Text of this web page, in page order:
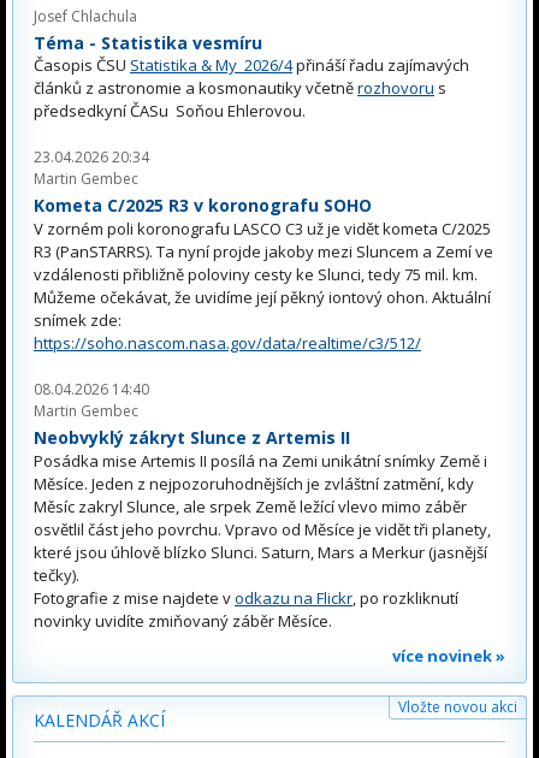
Josef Chlachula
Téma - Statistika vesmíru
Časopis ČSU Statistika & My 2026/4přináší řadu zajímavých
článků z astronomie a kosmonautiky včetněrozhovoru s
předsedkyní ČASu Soňou Ehlerovou.
23.04.2026 20:34
Martin Gembec
Kometa C/2025 R3 v koronografu SOHO
V zorném poli koronografu LASCO C3 už je vidět kometa C/2025
R3 (PanSTARRS). Ta nyní projde jakoby mezi Sluncem a Zemí ve
vzdálenosti přibližně poloviny cesty ke Slunci, tedy 75 mil. km.
Můžeme očekávat, že uvidíme její pěkný iontový ohon. Aktuální
snímek zde:
https://soho.nascom.nasa.gov/data/realtime/c3/512/
08.04.2026 14:40
Martin Gembec
Neobvyklý zákryt Slunce z Artemis II
Posádka mise Artemis II posílá na Zemi unikátní snímky Země i
Měsíce. Jeden z nejpozoruhodnějších je zvláštní zatmění, kdy
Měsíc zakryl Slunce, ale srpek Země ležící vlevo mimo záběr
osvětlil část jeho povrchu. Vpravo od Měsíce je vidět tři planety,
které jsou úhlově blízko Slunci. Saturn, Mars a Merkur (jasnější
tečky).
Fotografie z mise najdete vodkazu na Flickr, po rozkliknutí
novinky uvidíte zmiňovaný záběr Měsíce.
více novinek »
KALENDÁŘ AKCÍ
Vložte novou akci